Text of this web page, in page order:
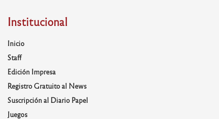
Institucional
Inicio
Staff
Edición Impresa
Registro Gratuito al News
Suscripción al Diario Papel
Juegos